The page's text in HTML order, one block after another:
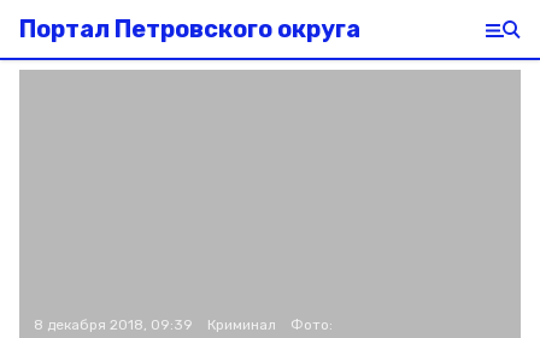
Портал Петровского округа
8 декабря 2018, 09:39 Криминал Фото: